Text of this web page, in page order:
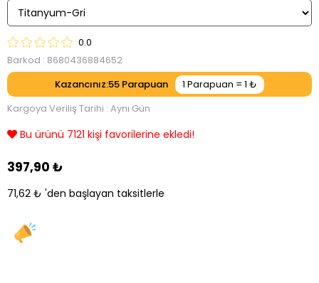
0.0
Barkod : 8680436884652
Kazancınız:55
Kargoya Veriliş Tarihi : Aynı Gün
Bu ürünü 7121 kişi favorilerine ekledi!
397,90 ₺
71,62 ₺ 'den başlayan taksitlerle